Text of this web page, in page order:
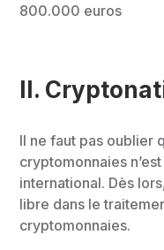
800.000 euros
II.
Il ne faut pas oublier
cryptomonnaies
international. Dès
libre dans le
cryptomonnaies.